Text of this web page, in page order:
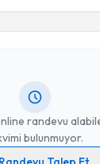
randevu
bulunmuyor.
Basılganiçin
randevu